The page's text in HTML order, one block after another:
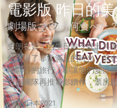
電影版 昨日的
劇場版 きのう何食べた
史朗在賢二的生日前夕提出共
然度過了非常滿足的時光，但
場開心的旅行，卻讓他們變
日劇團隊再推電影續作，票房
2h日本2021